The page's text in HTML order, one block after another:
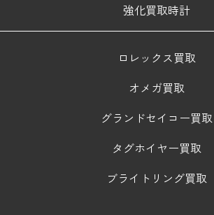
強化買取時計
ロレックス買取
オメガ買取
グランドセイコー買取
タグホイヤー買取
ブライトリング買取